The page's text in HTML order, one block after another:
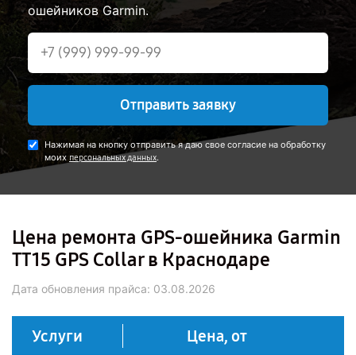
ошейников Garmin.
Отправить заявку
Нажимая на кнопку отправить я даю свое согласие на обработку
моих персональных данных.
Цена ремонта GPS-ошейника Garmin
TT15 GPS Collar в Краснодаре
Дата обновления прайса: 03.08.2026
Услуги Цена, от